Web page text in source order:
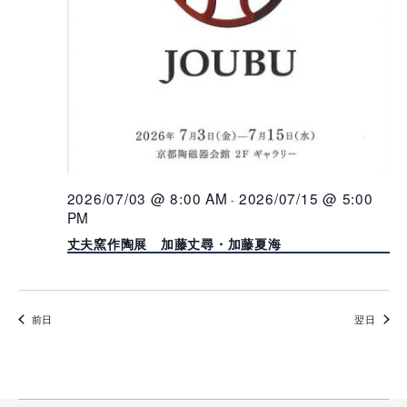
2026/07/03 @ 8:00 AM - 2026/07/15 @ 5:00
PM
丈夫窯作陶展 加藤丈尋・加藤夏海
前日 翌日